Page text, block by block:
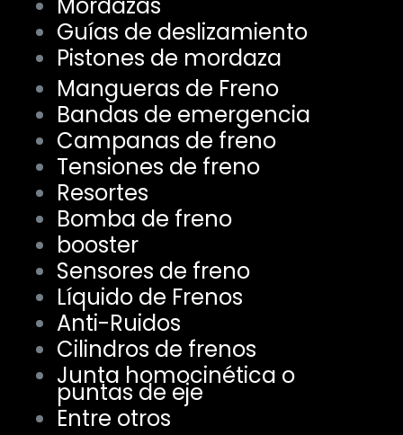
Mordazas
Guías de deslizamiento
Pistones de mordaza
Mangueras de Freno
Bandas de emergencia
Campanas de freno
Tensiones de freno
Resortes
Bomba de freno
booster
Sensores de freno
Líquido de Frenos
Anti-Ruidos
Cilindros de frenos
Junta homocinética o
puntas de eje
Entre otros